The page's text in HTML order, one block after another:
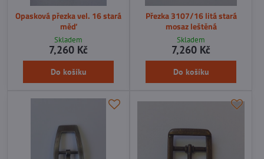
Opasková přezka vel. 16 stará
měď
Skladem
7,260 Kč
Do košíku
Přezka 3107/16 litá stará
mosaz leštěná
Skladem
7,260 Kč
Do košíku